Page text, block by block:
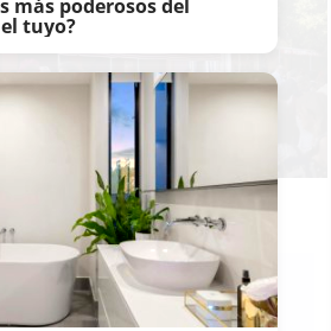
sin el logo exterior, este viernes. -
PABLO FDEZ.
QUINTANILLA
más poderosos del
tuyo?